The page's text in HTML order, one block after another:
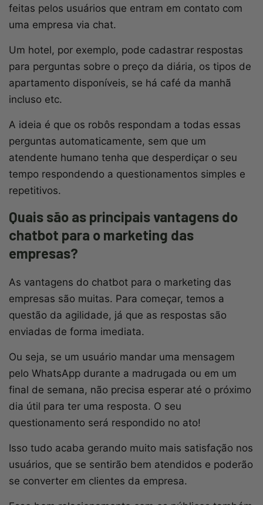
feitas pelos usuários que entram em contato com
uma empresa via chat.
Um hotel, por exemplo, pode cadastrar respostas
para perguntas sobre o preço da diária, os tipos de
apartamento disponíveis, se há café da manhã
incluso etc.
A ideia é que os robôs respondam a todas essas
perguntas automaticamente, sem que um
atendente humano tenha que desperdiçar o seu
tempo respondendo a questionamentos simples e
repetitivos.
Quais são as principais vantagens do
chatbot para o marketing das
empresas?
As vantagens do chatbot para o marketing das
empresas são muitas. Para começar, temos a
questão da agilidade, já que as respostas são
enviadas de forma imediata.
Ou seja, se um usuário mandar uma mensagem
pelo WhatsApp durante a madrugada ou em um
final de semana, não precisa esperar até o próximo
dia útil para ter uma resposta. O seu
questionamento será respondido no ato!
Isso tudo acaba gerando muito mais satisfação nos
usuários, que se sentirão bem atendidos e poderão
se converter em clientes da empresa.